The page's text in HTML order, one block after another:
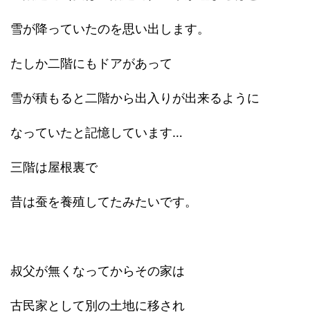
雪が降っていたのを思い出します。
たしか二階にもドアがあって
雪が積もると二階から出入りが出来るように
なっていたと記憶しています…
三階は屋根裏で
昔は蚕を養殖してたみたいです。
叔父が無くなってからその家は
古民家として別の土地に移され